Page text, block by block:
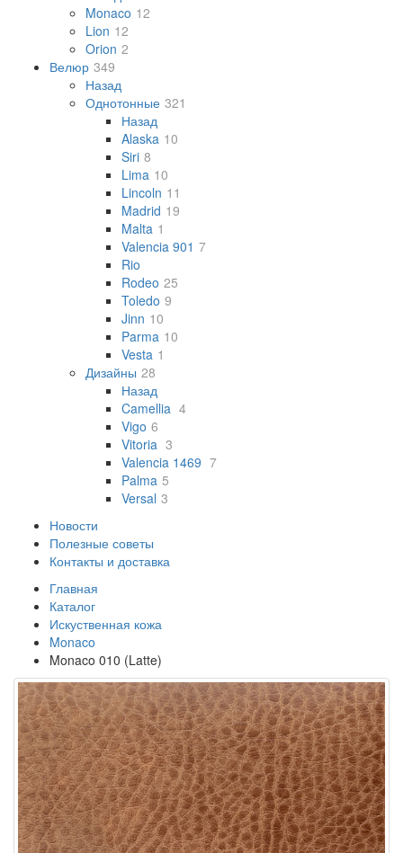
Monaco 12
Lion 12
Orion 2
Велюр 349
Назад
Однотонные 321
Назад
Alaska 10
Siri 8
Lima 10
Lincoln 11
Madrid 19
Malta 1
Valencia 901 7
Rio
Rodeo 25
Toledo 9
Jinn 10
Parma 10
Vesta 1
Дизайны 28
Назад
Camellia 4
Vigo 6
Vitoria 3
Valencia 1469 7
Palma 5
Versal 3
Новости
Полезные советы
Контакты и доставка
Главная
Каталог
Искуственная кожа
Monaco
Monaco 010 (Latte)